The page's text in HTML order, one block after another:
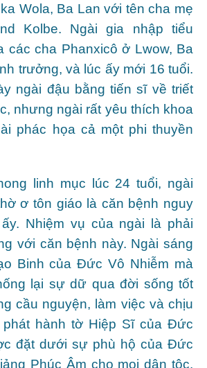
Wola, Ba Lan với tên cha mẹ
Kolbe. Ngài gia nhập tiểu
các cha Phanxicô ở Lwow, Ba
trưởng, và lúc ấy mới 16 tuổi.
ngài đậu bằng tiến sĩ về triết
nhưng ngài rất yêu thích khoa
phác họa cả một phi thuyền
linh mục lúc 24 tuổi, ngài
ơ tôn giáo là căn bệnh nguy
Nhiệm vụ của ngài là phải
với căn bệnh này. Ngài sáng
Binh của Ðức Vô Nhiễm mà
lại sự dữ qua đời sống tốt
cầu nguyện, làm việc và chịu
phát hành tờ Hiệp Sĩ của Ðức
đặt dưới sự phù hộ của Ðức
Phúc Âm cho mọi dân tộc.